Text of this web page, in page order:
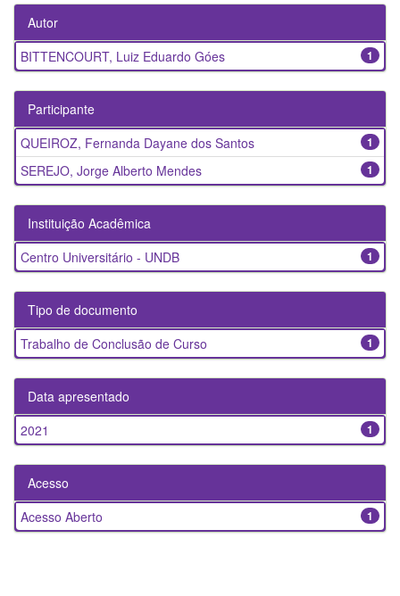
Autor
1
BITTENCOURT, Luiz Eduardo Góes
Participante
1
QUEIROZ, Fernanda Dayane dos Santos
1
SEREJO, Jorge Alberto Mendes
Instituição Acadêmica
1
Centro Universitário - UNDB
Tipo de documento
1
Trabalho de Conclusão de Curso
Data apresentado
1
2021
Acesso
1
Acesso Aberto